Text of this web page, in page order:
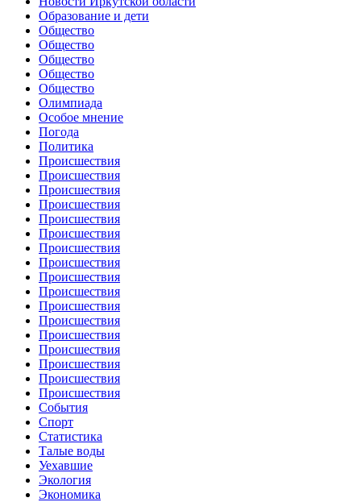
Образование и дети
Общество
Общество
Общество
Общество
Общество
Олимпиада
Особое мнение
Погода
Политика
Происшествия
Происшествия
Происшествия
Происшествия
Происшествия
Происшествия
Происшествия
Происшествия
Происшествия
Происшествия
Происшествия
Происшествия
Происшествия
Происшествия
Происшествия
Происшествия
Происшествия
События
Спорт
Статистика
Талые воды
Уехавшие
Экология
Экономика